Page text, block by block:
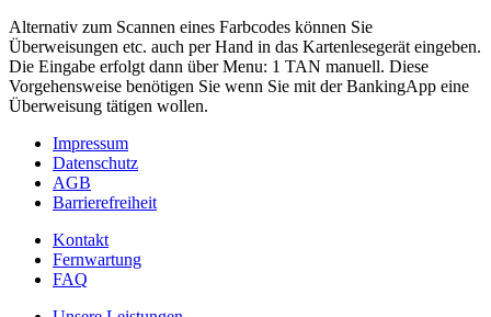
Alternativ zum Scannen eines Farbcodes können Sie
Überweisungen etc. auch per Hand in das Kartenlesegerät eingeben.
Die Eingabe erfolgt dann über Menu: 1 TAN manuell. Diese
Vorgehensweise benötigen Sie wenn Sie mit der BankingApp eine
Überweisung tätigen wollen.
Impressum
Datenschutz
AGB
Barrierefreiheit
Kontakt
Fernwartung
FAQ